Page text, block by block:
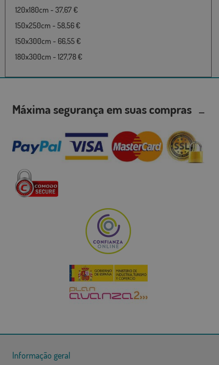
120x180cm - 37,67 €
150x250cm - 58,56 €
150x300cm - 66,55 €
180x300cm - 127,78 €
Máxima segurança em suas compras
Informação geral